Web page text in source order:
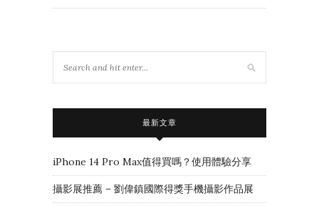
最新文章
iPhone 14 Pro Max值得買嗎？使用體驗分享
攝影展推薦 – 劉偉鎮國際得獎手機攝影作品展